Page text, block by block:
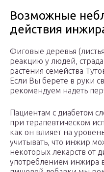
Возможные
действия
Фиговые деревья
реакцию у людей,
растения семейства
Если Вы берете в руки
рекомендуем надеть
Пациентам с диабетом
при терапевтическом
как он влияет на
учитывать, что инжир
некоторых лекарств от
употреблением инжира